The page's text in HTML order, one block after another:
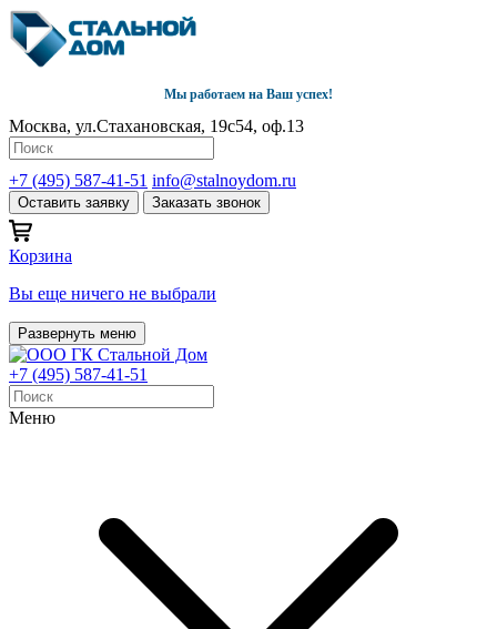
Мы работаем на Ваш успех!
Москва, ул.Стахановская, 19с54, оф.13
+7 (495) 587-41-51 info@stalnoydom.ru
Оставить заявку Заказать звонок
Корзина
Вы еще ничего не выбрали
Развернуть меню
+7 (495) 587-41-51
Меню